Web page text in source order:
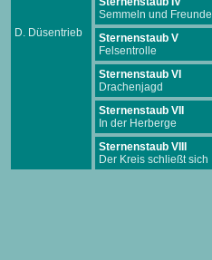
D. Düsentrieb
Semmeln und Freunde
Sternenstaub V
Felsentrolle
Sternenstaub VI
Drachenjagd
Sternenstaub VII
In der Herberge
Sternenstaub VIII
Der Kreis schließt sich